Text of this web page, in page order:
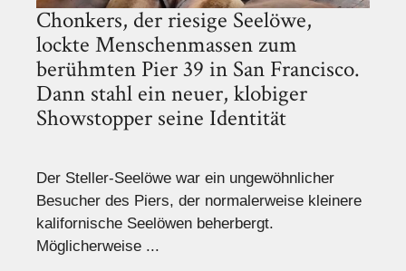
Chonkers, der riesige Seelöwe,
lockte Menschenmassen zum
berühmten Pier 39 in San Francisco.
Dann stahl ein neuer, klobiger
Showstopper seine Identität
Der Steller-Seelöwe war ein ungewöhnlicher
Besucher des Piers, der normalerweise kleinere
kalifornische Seelöwen beherbergt.
Möglicherweise ...